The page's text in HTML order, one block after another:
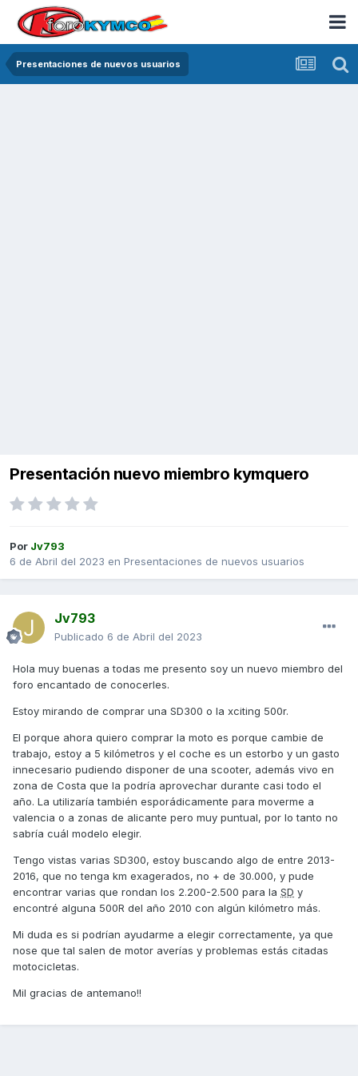
Presentaciones de nuevos usuarios
Presentación nuevo miembro kymquero
Por Jv793
6 de Abril del 2023 en Presentaciones de nuevos usuarios
Jv793
Publicado 6 de Abril del 2023
Hola muy buenas a todas me presento soy un nuevo miembro del
foro encantado de conocerles.
Estoy mirando de comprar una SD300 o la xciting 500r.
El porque ahora quiero comprar la moto es porque cambie de
trabajo, estoy a 5 kilómetros y el coche es un estorbo y un gasto
innecesario pudiendo disponer de una scooter, además vivo en
zona de Costa que la podría aprovechar durante casi todo el
año. La utilizaría también esporádicamente para moverme a
valencia o a zonas de alicante pero muy puntual, por lo tanto no
sabría cuál modelo elegir.
Tengo vistas varias SD300, estoy buscando algo de entre 2013-
2016, que no tenga km exagerados, no + de 30.000, y pude
encontrar varias que rondan los 2.200-2.500 para la SD y
encontré alguna 500R del año 2010 con algún kilómetro más.
Mi duda es si podrían ayudarme a elegir correctamente, ya que
nose que tal salen de motor averías y problemas estás citadas
motocicletas.
Mil gracias de antemano!!